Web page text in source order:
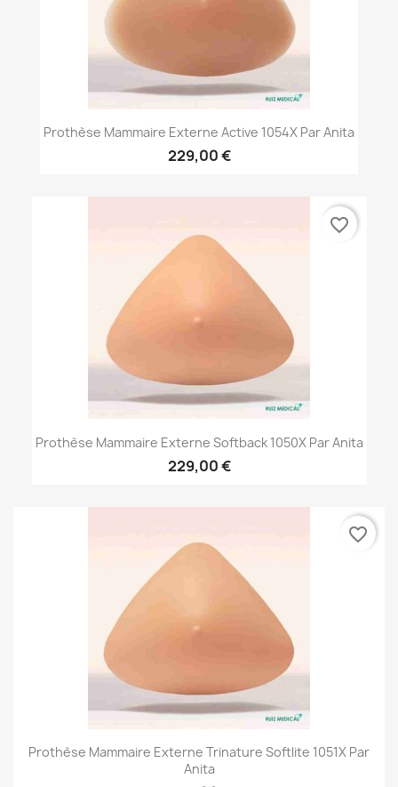
Prothèse Mammaire Externe Active 1054X Par Anita
229,00 €
Prothèse Mammaire Externe Softback 1050X Par Anita
229,00 €
favorite_border
Prothèse Mammaire Externe Trinature Softlite 1051X Par
Anita
favorite_border